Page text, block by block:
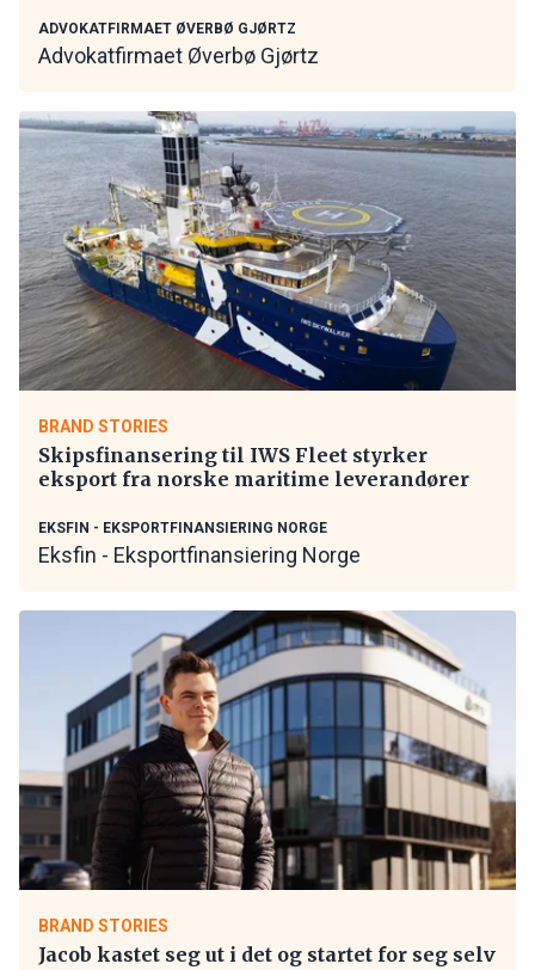
ADVOKATFIRMAET ØVERBØ GJØRTZ
Advokatfirmaet Øverbø Gjørtz
BRAND STORIES
Skipsfinansering til IWS Fleet styrker
eksport fra norske maritime leverandører
EKSFIN - EKSPORTFINANSIERING NORGE
Eksfin - Eksportfinansiering Norge
BRAND STORIES
Jacob kastet seg ut i det og startet for seg selv